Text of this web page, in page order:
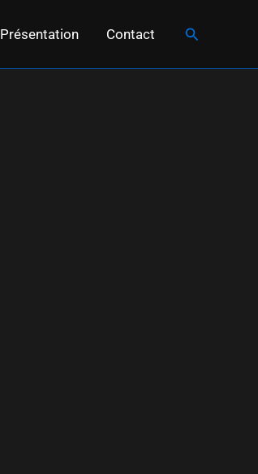
Présentation Contact Rechercher